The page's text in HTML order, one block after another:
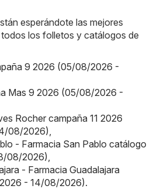
esperándote las mejores
los folletos y catálogos de
9 2026 (05/08/2026 -
Mas 9 2026 (05/08/2026 -
Rocher campaña 11 2026
08/2026)
- Farmacia San Pablo catálogo
08/2026)
- Farmacia Guadalajara
- 14/08/2026).